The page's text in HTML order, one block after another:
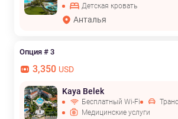
Детская кровать
Анталья
Опция # 3
3,350 USD
Kaya Belek
Бесплатный Wi-Fi
Медицинские услуги